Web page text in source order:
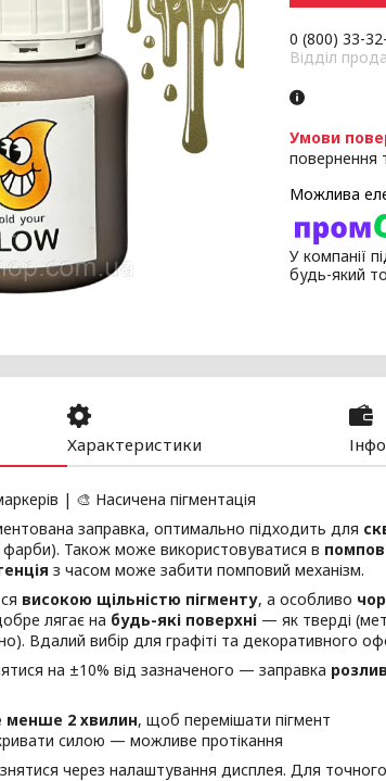
0 (800) 33-
Відділ
повернення
У компанії
будь-який
Характеристики
| 🎨 Насичена пігментація
заправка, оптимально підходить для
Також може використовуватися в
з часом може забити помповий механізм.
високою щільністю пігменту, а особливо
лягає на будь-які поверхні — як тверді
Вдалий вибір для графіті та декоративного
на ±10% від зазначеного — заправка
менше 2 хвилин, щоб перемішати пігмент
силою — можливе протікання
через налаштування дисплея. Для точного